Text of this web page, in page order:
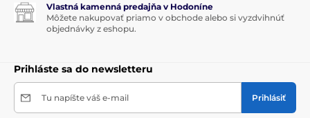
Vlastná kamenná predajňa v Hodoníne
Môžete nakupovať priamo v obchode alebo si vyzdvihnúť
objednávky z eshopu.
Prihláste sa do newsletteru
Tu napíšte váš e-mail Prihlásiť